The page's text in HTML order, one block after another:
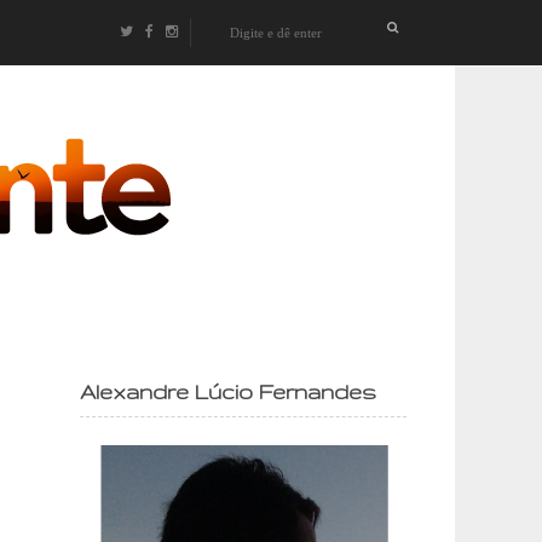
Alexandre Lúcio Fernandes